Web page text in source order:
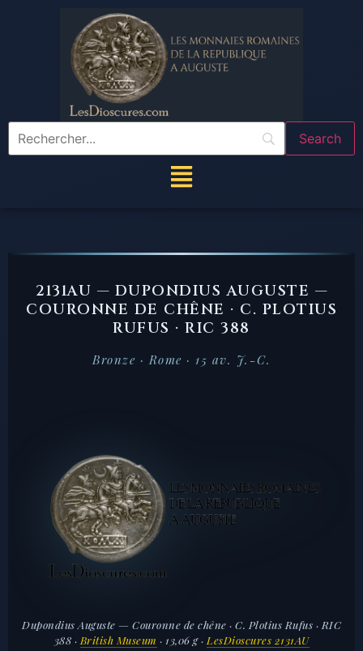
2131AU — DUPONDIUS AUGUSTE —
COURONNE DE CHÊNE · C. PLOTIUS
RUFUS · RIC 388
Bronze · Rome · 15 av. J.-C.
Dupondius Auguste — Couronne de chêne · C. Plotius Rufus · RIC
388 · British Museum · 13,06 g · LesDioscures 2131AU